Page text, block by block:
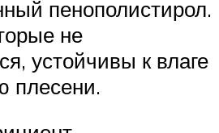
пенополистирол.
не
устойчивы к влаге
плесени.